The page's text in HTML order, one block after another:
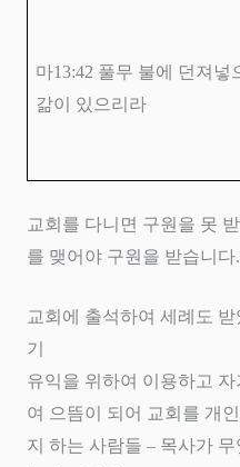
마13:42 풀무 불에 던져넣
갊이 있으리라
교회를 다니면 구원을 못
를 맺어야 구원을 받습니다.
교회에 출석하여 세례도
기
유익을 위하여 이용하고
여 으뜸이 되어 교회를 개
지 하는 사람들 – 목사가